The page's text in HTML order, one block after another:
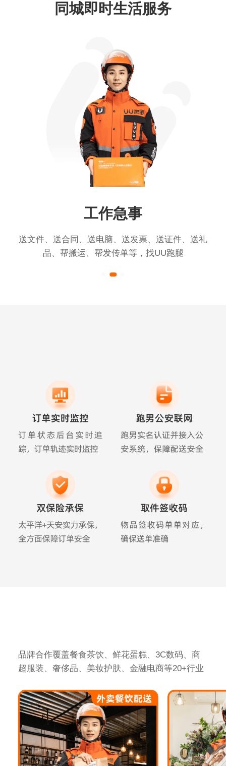
同城即时生活服务
工作急事
送文件、送合同、送电脑、送发票、送证件、送礼
品、帮搬运、帮发传单等，找UU跑腿
品牌合作覆盖餐食茶饮、鲜花蛋糕、3C数码、商
超服装、奢侈品、美妆护肤、金融电商等20+行业